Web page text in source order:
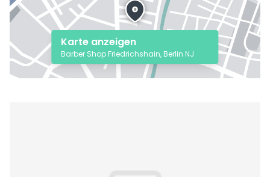
Karte anzeigen
Barber Shop Friedrichshain, Berlin NJ